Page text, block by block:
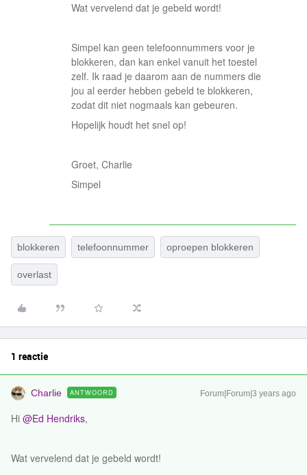
Wat vervelend dat je gebeld wordt!
Simpel kan geen telefoonnummers voor je
blokkeren, dan kan enkel vanuit het toestel
zelf. Ik raad je daarom aan de nummers die
jou al eerder hebben gebeld te blokkeren,
zodat dit niet nogmaals kan gebeuren.
Hopelijk houdt het snel op!
Groet, Charlie
Simpel
blokkeren telefoonnummer oproepen blokkeren
overlast
1 reactie
Charlie ANTWOORD Forum|Forum|3 years ago
Hi @Ed Hendriks,
Wat vervelend dat je gebeld wordt!